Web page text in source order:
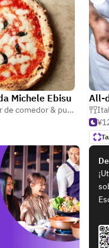
Michele Ebisu
comedor & pub restaurante
All-